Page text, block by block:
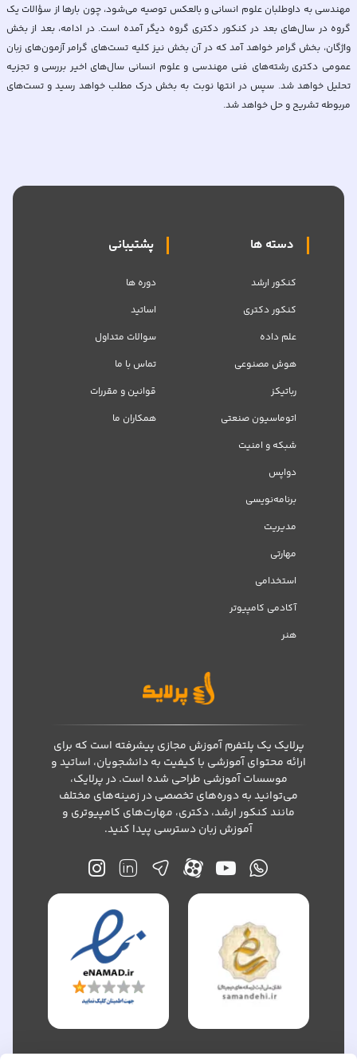
مهندسی به داوطلبان علوم انسانی و بالعکس توصیه می‌شود، چون بارها از سؤالات یک
گروه در سال‌های بعد در کنکور دکتری گروه دیگر آمده است. در ادامه، بعد از بخش
واژگان، بخش گرامر خواهد آمد که در آن بخش نیز کلیه تست‌های گرامر آزمون‌های زبان
عمومی دکتری رشته‌های فنی مهندسی و علوم انسانی سال‌های اخیر بررسی و تجزیه
تحلیل خواهد شد. سپس در انتها نوبت به بخش درک مطلب خواهد رسید و تست‌های
مربوطه تشریح و حل خواهد شد.
دسته ها
کنکور ارشد
کنکور دکتری
علم داده
هوش مصنوعی
رباتیکز
اتوماسیون صنعتی
شبکه‌ و امنیت
دواپس
برنامه‌نویسی
مدیریت
مهارتی
استخدامی
آکادمی کامپیوتر
هنر
پشتیبانی
دوره ها
اساتید
سوالات متداول
تماس با ما
قوانین و مقررات
همکاران ما
پرلایک یک پلتفرم آموزش مجازی پیشرفته است که برای
ارائه محتوای آموزشی با کیفیت به دانشجویان، اساتید و
موسسات آموزشی طراحی شده است. در پرلایک،
می‌توانید به دوره‌های تخصصی در زمینه‌های مختلف
مانند کنکور ارشد، دکتری، مهارت‌های کامپیوتری و
آموزش زبان دسترسی پیدا کنید.